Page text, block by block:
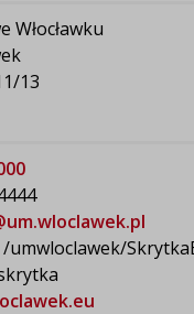
Włocławku
13
umwloclawek/